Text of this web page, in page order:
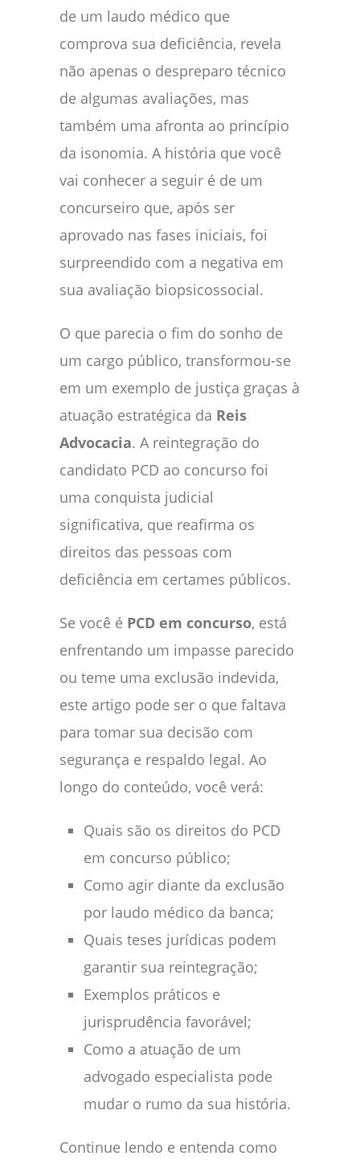
de um laudo médico que
comprova sua deficiência, revela
não apenas o despreparo técnico
de algumas avaliações, mas
também uma afronta ao princípio
da isonomia. A história que você
vai conhecer a seguir é de um
concurseiro que, após ser
aprovado nas fases iniciais, foi
surpreendido com a negativa em
sua avaliação biopsicossocial.
O que parecia o fim do sonho de
um cargo público, transformou-se
em um exemplo de justiça graças à
atuação estratégica da Reis
Advocacia. A reintegração do
candidato PCD ao concurso foi
uma conquista judicial
significativa, que reafirma os
direitos das pessoas com
deficiência em certames públicos.
Se você é PCD em concurso, está
enfrentando um impasse parecido
ou teme uma exclusão indevida,
este artigo pode ser o que faltava
para tomar sua decisão com
segurança e respaldo legal. Ao
longo do conteúdo, você verá:
Quais são os direitos do PCD
em concurso público;
Como agir diante da exclusão
por laudo médico da banca;
Quais teses jurídicas podem
garantir sua reintegração;
Exemplos práticos e
jurisprudência favorável;
Como a atuação de um
advogado especialista pode
mudar o rumo da sua história.
Continue lendo e entenda como